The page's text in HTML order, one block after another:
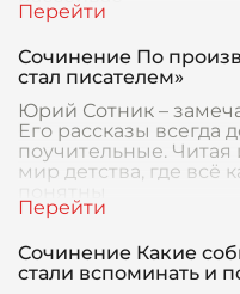
Сочинение По
стал писателем»
Юрий Сотник –
Его рассказы
поучительные. Читая
мир детства, где всё
Сочинение Какие
стали вспоминать и